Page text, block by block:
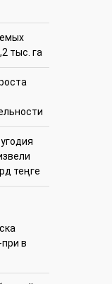
тыс. га
теңге
в